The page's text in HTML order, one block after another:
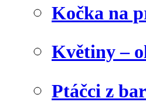
Kočka na
Květiny –
Ptáčci z